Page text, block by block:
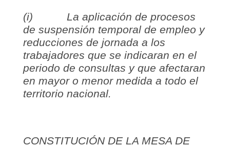
(i) La aplicación de procesos
de suspensión temporal de empleo y
reducciones de jornada a los
trabajadores que se indicaran en el
periodo de consultas y que afectaran
en mayor o menor medida a todo el
territorio nacional.
CONSTITUCIÓN DE LA MESA DE